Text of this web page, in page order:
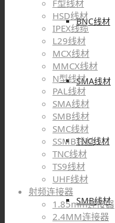
BNC线材
SMA线材
TNC线材
SMB线材
F型线材
HSD线材
IPEX线缆
L29线材
MCX线材
MMCX线材
N型线材
PAL线材
SMA线材
SMB线材
SMC线材
SSMB线材
TNC线材
TS9线材
UHF线材
射频连接器
1.85mm连接器
2.4MM连接器